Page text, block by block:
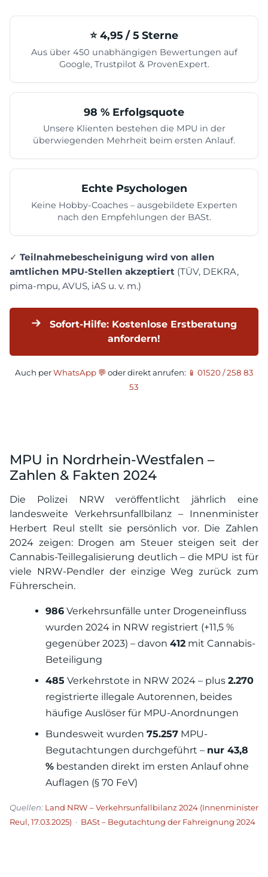
⭐️ 4,95 / 5 Sterne
Aus über 450 unabhängigen Bewertungen auf
Google, Trustpilot & ProvenExpert.
98 % Erfolgsquote
Unsere Klienten bestehen die MPU in der
überwiegenden Mehrheit beim ersten Anlauf.
Echte Psychologen
Keine Hobby-Coaches – ausgebildete Experten
nach den Empfehlungen der BASt.
✓ Teilnahmebescheinigung wird von allen
amtlichen MPU-Stellen akzeptiert (TÜV, DEKRA,
pima-mpu, AVUS, iAS u. v. m.)
Sofort-Hilfe: Kostenlose Erstberatung
anfordern!
Auch perWhatsApp 💬 oder direkt anrufen: 📱 01520 / 258 83
53
MPU in Nordrhein-Westfalen –
Zahlen & Fakten 2024
Die Polizei NRW veröffentlicht jährlich eine
landesweite Verkehrsunfallbilanz – Innenminister
Herbert Reul stellt sie persönlich vor. Die Zahlen
2024 zeigen: Drogen am Steuer steigen seit der
Cannabis-Teillegalisierung deutlich – die MPU ist für
viele NRW-Pendler der einzige Weg zurück zum
Führerschein.
986 Verkehrsunfälle unter Drogeneinfluss
wurden 2024 in NRW registriert (+11,5 %
gegenüber 2023) – davon 412 mit Cannabis-
Beteiligung
485 Verkehrstote in NRW 2024 – plus 2.270
registrierte illegale Autorennen, beides
häufige Auslöser für MPU-Anordnungen
Bundesweit wurden 75.257 MPU-
Begutachtungen durchgeführt – nur 43,8
% bestanden direkt im ersten Anlauf ohne
Auflagen (§ 70 FeV)
Quellen: Land NRW – Verkehrsunfallbilanz 2024 (Innenminister
Reul, 17.03.2025) · BASt – Begutachtung der Fahreignung 2024